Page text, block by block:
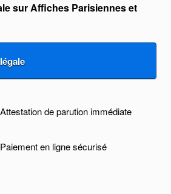
sur Affiches Parisiennes et
Attestation de parution immédiate
Paiement en ligne sécurisé